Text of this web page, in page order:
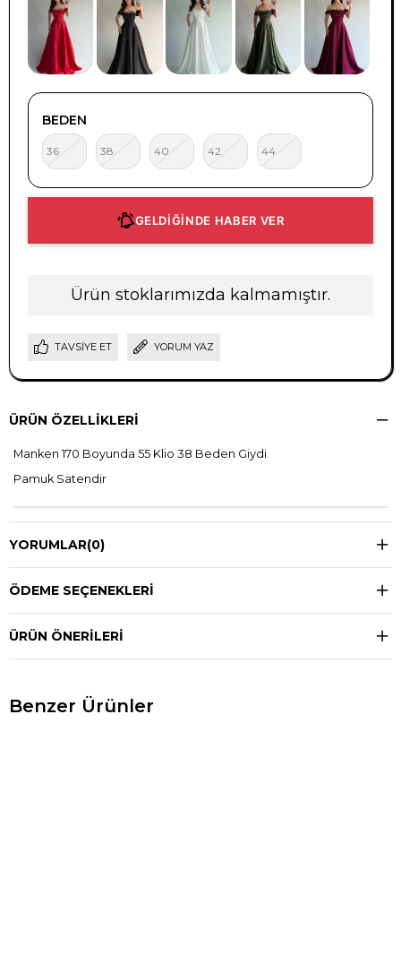
BEDEN
36 38 40 42 44
GELDİĞİNDE HABER VER
Ürün stoklarımızda kalmamıştır.
TAVSIYE ET YORUM YAZ
ÜRÜN ÖZELLIKLERI
Manken 170 Boyunda 55 Klio 38 Beden Giydi
Pamuk Satendir
YORUMLAR(0)
ÖDEME SEÇENEKLERI
ÜRÜN ÖNERILERI
Benzer Ürünler